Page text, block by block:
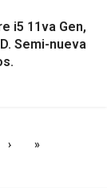
i5 11va Gen,
Semi-nueva
› »